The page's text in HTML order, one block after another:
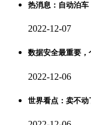
热消息：自动泊车
2022-12-07
数据安全最重要
2022-12-06
世界看点：卖不